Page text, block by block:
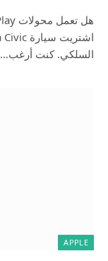
السلكي. كنت أرغب…
APPLE